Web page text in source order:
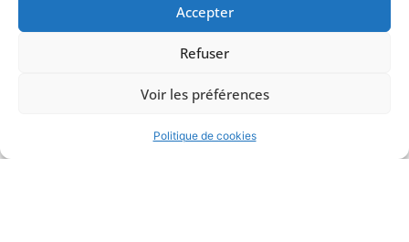
Accepter
Refuser
Voir les préférences
Politique de cookies